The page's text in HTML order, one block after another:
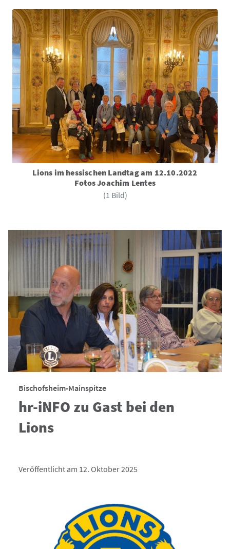
Lions im hessischen Landtag am 12.10.2022
Fotos Joachim Lentes
(1 Bild)
Bischofsheim-Mainspitze
hr-iNFO zu Gast bei den
Lions
Veröffentlicht am 12. Oktober 2025